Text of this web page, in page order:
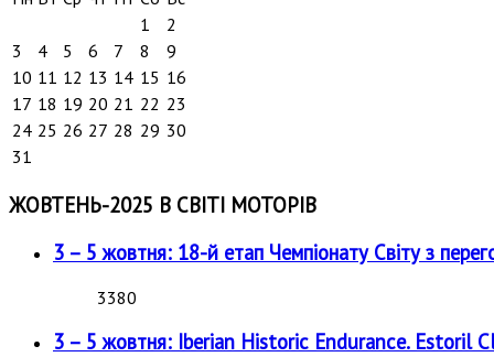
1
2
3
4 5 6 7 8
9
10 11 12 13 14 15 16
17 18 19 20 21 22 23
24 25 26 27 28 29 30
31
ЖОВТЕНЬ-2025 В СВІТІ МОТОРІВ
3 – 5 жовтня: 18-й етап Чемпіонату Світу з
3380
3 – 5 жовтня: Iberian Historic Endurance. Estoril